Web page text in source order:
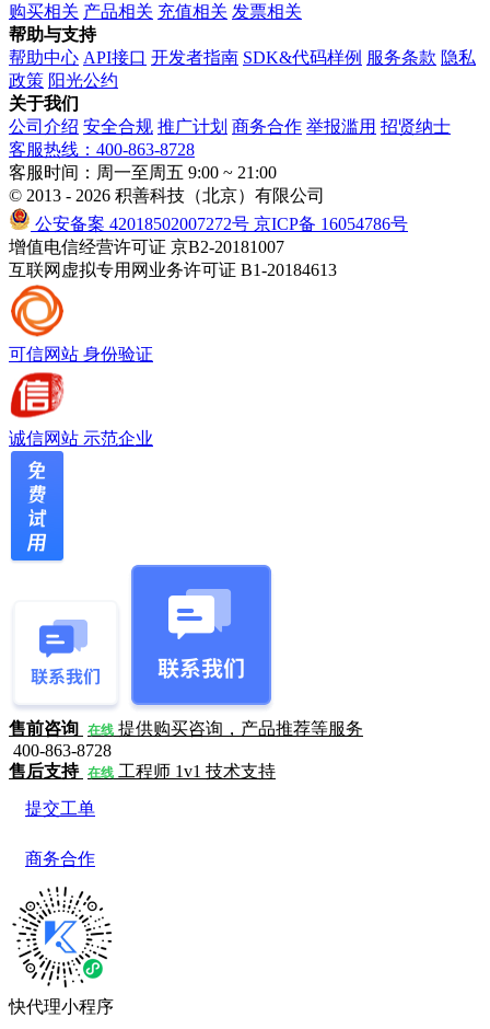
购买相关 产品相关 充值相关 发票相关
帮助与支持
帮助中心 API接口 开发者指南 SDK&代码样例 服务条款 隐私
政策 阳光公约
关于我们
公司介绍 安全合规 推广计划 商务合作 举报滥用 招贤纳士
客服热线：400-863-8728
客服时间：周一至周五 9:00 ~ 21:00
© 2013 - 2026 积善科技（北京）有限公司
公安备案 42018502007272号 京ICP备 16054786号
增值电信经营许可证 京B2-20181007
互联网虚拟专用网业务许可证 B1-20184613
可信网站 身份验证
诚信网站 示范企业
售前咨询 在线 提供购买咨询，产品推荐等服务
400-863-8728
售后支持 在线 工程师 1v1 技术支持
提交工单
商务合作
快代理小程序